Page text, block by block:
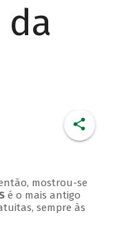
mostrou-se
é o mais antigo
sempre às